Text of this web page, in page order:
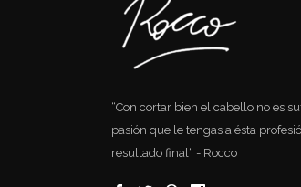
“Con cortar bien el cabello no es
pasión que le tengas a ésta
resultado final“ - Rocco